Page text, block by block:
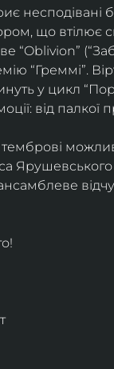
що втілює
“Oblivion”
“Греммі”.
у цикл
від палкої
Ярушевського